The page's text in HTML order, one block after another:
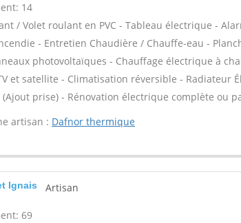
14
/ Volet roulant en PVC - Tableau électrique -
- Entretien Chaudière / Chauffe-eau -
photovoltaïques - Chauffage électrique à
et satellite - Climatisation réversible - Radiateur
prise) - Rénovation électrique complète ou
artisan : Dafnor thermique
Ignais Artisan
69